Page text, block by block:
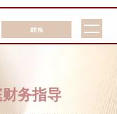
联系
务指导